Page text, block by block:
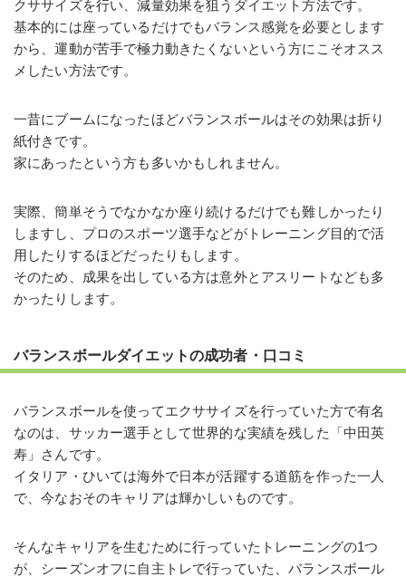
クササイズを行い、減量効果を狙うダイエット方法です。
基本的には座っているだけでもバランス感覚を必要とします
から、運動が苦手で極力動きたくないという方にこそオスス
メしたい方法です。
一昔にブームになったほどバランスボールはその効果は折り
紙付きです。
家にあったという方も多いかもしれません。
実際、簡単そうでなかなか座り続けるだけでも難しかったり
しますし、プロのスポーツ選手などがトレーニング目的で活
用したりするほどだったりもします。
そのため、成果を出している方は意外とアスリートなども多
かったりします。
バランスボールダイエットの成功者・口コミ
バランスボールを使ってエクササイズを行っていた方で有名
なのは、サッカー選手として世界的な実績を残した「中田英
寿」さんです。
イタリア・ひいては海外で日本が活躍する道筋を作った一人
で、今なおそのキャリアは輝かしいものです。
そんなキャリアを生むために行っていたトレーニングの1つ
が、シーズンオフに自主トレで行っていた、バランスボール